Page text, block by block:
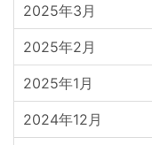
2025年3月
2025年2月
2025年1月
2024年12月